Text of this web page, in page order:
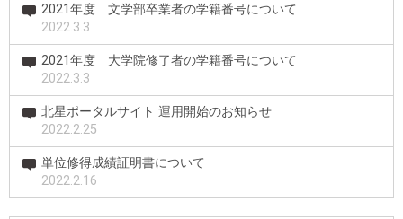
2021年度 文学部卒業者の学籍番号について
2022.3.3
2021年度 大学院修了者の学籍番号について
2022.3.3
北星ポータルサイト 運用開始のお知らせ
2022.2.25
単位修得成績証明書について
2022.2.16